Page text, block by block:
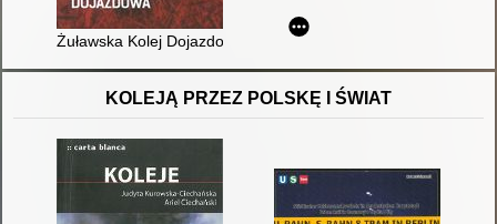
Żuławska Kolej Dojazdowa
KOLEJĄ PRZEZ POLSKĘ I ŚWIAT